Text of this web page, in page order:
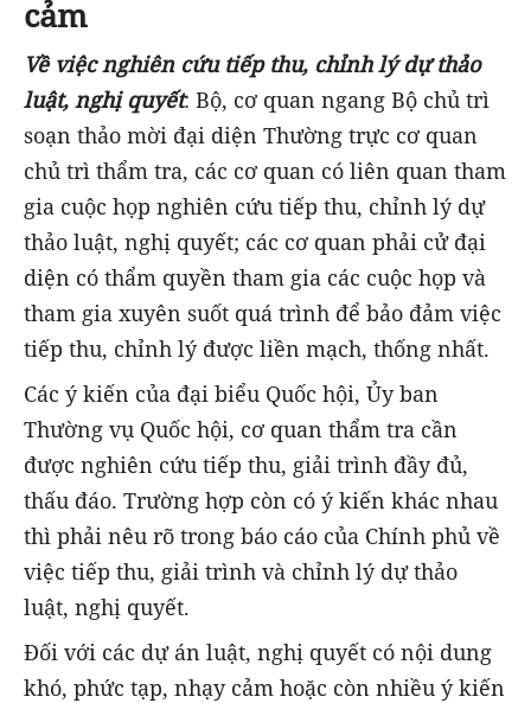
cảm
Về việc nghiên cứu tiếp thu, chỉnh lý dự thảo
luật, nghị quyết: Bộ, cơ quan ngang Bộ chủ trì
soạn thảo mời đại diện Thường trực cơ quan
chủ trì thẩm tra, các cơ quan có liên quan tham
gia cuộc họp nghiên cứu tiếp thu, chỉnh lý dự
thảo luật, nghị quyết; các cơ quan phải cử đại
diện có thẩm quyền tham gia các cuộc họp và
tham gia xuyên suốt quá trình để bảo đảm việc
tiếp thu, chỉnh lý được liền mạch, thống nhất.
Các ý kiến của đại biểu Quốc hội, Ủy ban
Thường vụ Quốc hội, cơ quan thẩm tra cần
được nghiên cứu tiếp thu, giải trình đầy đủ,
thấu đáo. Trường hợp còn có ý kiến khác nhau
thì phải nêu rõ trong báo cáo của Chính phủ về
việc tiếp thu, giải trình và chỉnh lý dự thảo
luật, nghị quyết.
Đối với các dự án luật, nghị quyết có nội dung
khó, phức tạp, nhạy cảm hoặc còn nhiều ý kiến